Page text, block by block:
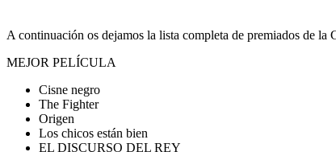
A continuación os dejamos la lista completa de premiados de la
MEJOR PELÍCULA
Cisne negro
The Fighter
Origen
Los chicos están bien
EL DISCURSO DEL REY